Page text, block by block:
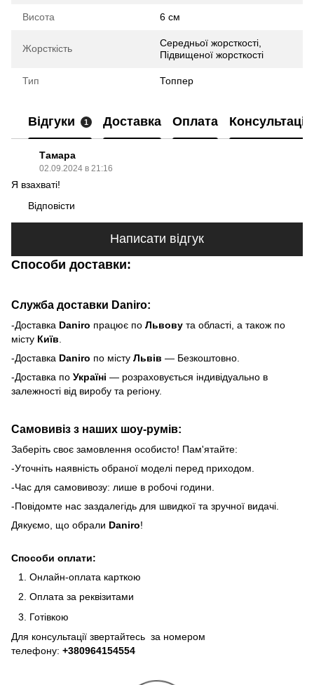
Висота 6 см
Жорсткість
Середньої жорсткості,
Підвищеної жорсткості
Тип Топпер
Відгуки 1 Доставка Оплата Консультація
Тамара
02.09.2024 в 21:16
Я взахваті!
Відповісти
Написати відгук
Способи доставки:
Служба доставки Daniro:
-Доставка Daniro працює по Львову та області, а також по
місту Київ
-Доставка Daniro по місту Львів — Безкоштовно.
-Доставка по Україні — розраховується індивідуально в
залежності від виробу та регіону.
Самовивіз з наших шоу-румів:
Заберіть своє замовлення особисто! Пам'ятайте:
-Уточніть наявність обраної моделі перед приходом.
-Час для самовивозу: лише в робочі години.
-Повідомте нас заздалегідь для швидкої та зручної видачі.
Дякуємо, що обрали Daniro!
Способи оплати:
Онлайн-оплата карткою
Оплата за реквізитами
Готівкою
Для консультації звертайтесь за номером
телефону: +380964154554